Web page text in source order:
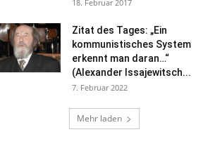
18. Februar 2017
Zitat des Tages: „Ein
kommunistisches System
erkennt man daran…“
(Alexander Issajewitsch...
7. Februar 2022
Mehr laden